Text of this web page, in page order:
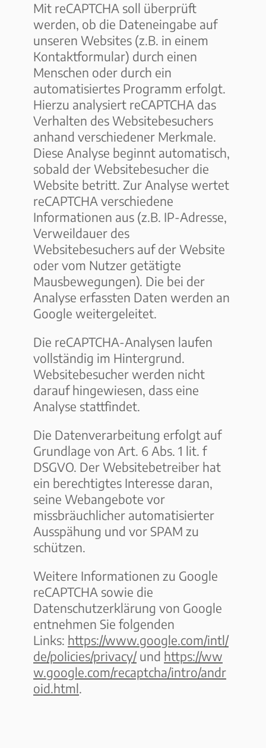
Mit reCAPTCHA soll überprüft
werden, ob die Dateneingabe auf
unseren Websites (z.B. in einem
Kontaktformular) durch einen
Menschen oder durch ein
automatisiertes Programm erfolgt.
Hierzu analysiert reCAPTCHA das
Verhalten des Websitebesuchers
anhand verschiedener Merkmale.
Diese Analyse beginnt automatisch,
sobald der Websitebesucher die
Website betritt. Zur Analyse wertet
reCAPTCHA verschiedene
Informationen aus (z.B. IP-Adresse,
Verweildauer des
Websitebesuchers auf der Website
oder vom Nutzer getätigte
Mausbewegungen). Die bei der
Analyse erfassten Daten werden an
Google weitergeleitet.
Die reCAPTCHA-Analysen laufen
vollständig im Hintergrund.
Websitebesucher werden nicht
darauf hingewiesen, dass eine
Analyse stattfindet.
Die Datenverarbeitung erfolgt auf
Grundlage von Art. 6 Abs. 1 lit. f
DSGVO. Der Websitebetreiber hat
ein berechtigtes Interesse daran,
seine Webangebote vor
missbräuchlicher automatisierter
Ausspähung und vor SPAM zu
schützen.
Weitere Informationen zu Google
reCAPTCHA sowie die
Datenschutzerklärung von Google
entnehmen Sie folgenden
Links: https://www.google.com/intl/
de/policies/privacy/und https://ww
w.google.com/recaptcha/intro/andr
oid.html.